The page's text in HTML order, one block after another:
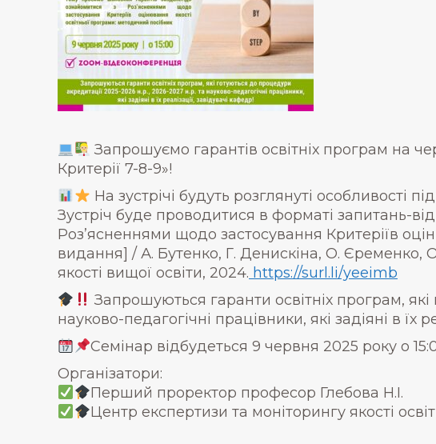
Запрошуємо гарантів освітніх програм на
Критерії 7-8-9»!
На зустрічі будуть розглянуті особливості
Зустріч буде проводитися в форматі запитань-
Роз’ясненнями щодо застосування Критеріїв
видання] / А. Бутенко, Г. Денискіна, О. Єременко,
якості вищої освіти, 2024. https://surl.li/yeeimb
Запрошуються гаранти освітніх програм,
науково-педагогічні працівники, які задіяні в їх
Семінар відбудеться 9 червня 2025 року о
Організатори:
Перший проректор професор Глебова Н.І.
Центр експертизи та моніторингу якості